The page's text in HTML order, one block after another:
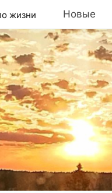
жизни Новые